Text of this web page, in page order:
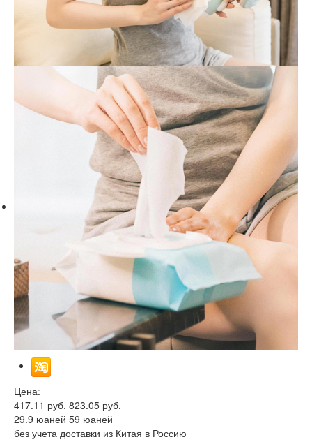
Цена:
417.11 руб. 823.05 руб.
29.9 юаней 59 юаней
без учета доставки из Китая в Россию